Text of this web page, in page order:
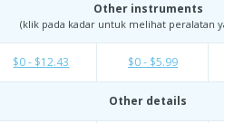
Other instruments
(klik pada kadar untuk melihat peralatan yang
$0 - $12.43 $0 - $5.99
Other details